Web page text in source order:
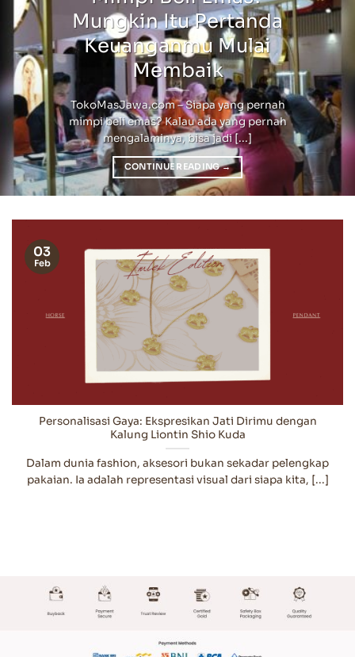
Mungkin Itu Pertanda
Keuanganmu Mulai
Membaik
TokoMasJawa.com – Siapa yang pernah
mimpi beli emas? Kalau ada yang pernah
mengalaminya, bisa jadi [...]
CONTINUE READING→
Personalisasi Gaya: Ekspresikan Jati Dirimu dengan
Kalung Liontin Shio Kuda
Dalam dunia fashion, aksesori bukan sekadar pelengkap
pakaian. Ia adalah representasi visual dari siapa kita, [...]
03
Feb